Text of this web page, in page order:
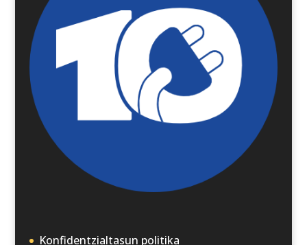
Konfidentzialtasun politika